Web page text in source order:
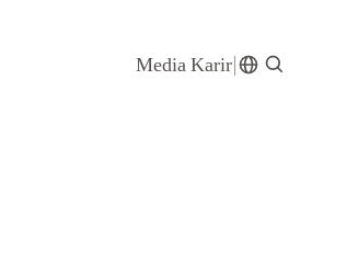
Media Karir